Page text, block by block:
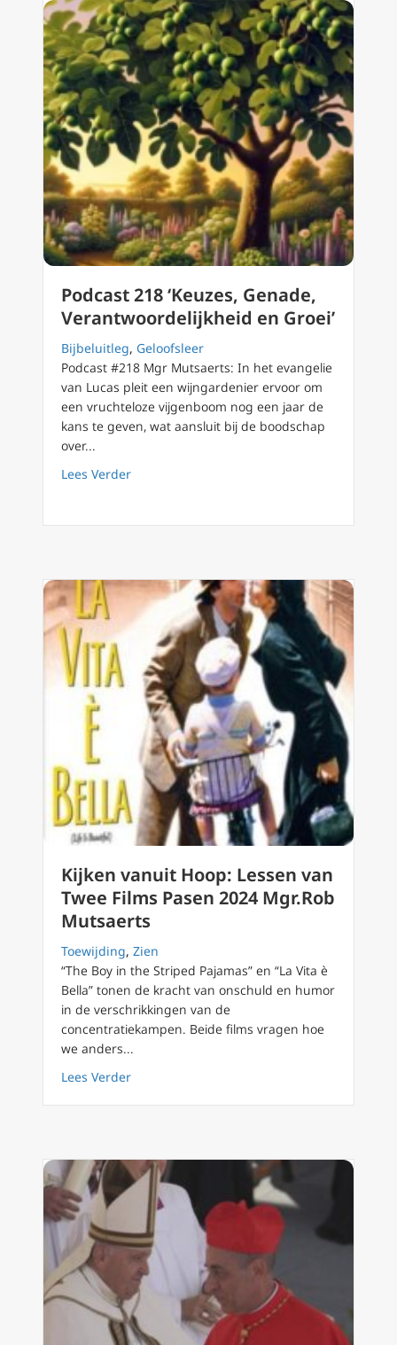
Podcast 218 ‘Keuzes, Genade,
Verantwoordelijkheid en Groei’
Bijbeluitleg, Geloofsleer
Podcast #218 Mgr Mutsaerts: In het evangelie
van Lucas pleit een wijngardenier ervoor om
een vruchteloze vijgenboom nog een jaar de
kans te geven, wat aansluit bij de boodschap
over...
Lees Verderabout Podcast 218 ‘Keuzes, Genade,
Kijken vanuit Hoop: Lessen van
Twee Films Pasen 2024 Mgr.Rob
Mutsaerts
Toewijding, Zien
“The Boy in the Striped Pajamas” en “La Vita è
Bella” tonen de kracht van onschuld en humor
in de verschrikkingen van de
concentratiekampen. Beide films vragen hoe
we anders...
Lees Verderabout Kijken vanuit Hoop: Lessen van Twee